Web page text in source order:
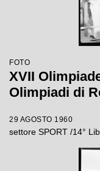
FOTO
XVII
Olimpiadi di
29 AGOSTO 1960
settore SPORT /14°